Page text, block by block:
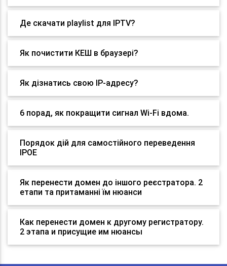
Де скачати playlist для IPTV?
Як почистити КЕШ в браузері?
Як дізнатись свою IP-адресу?
6 порад, як покращити сигнал Wi-Fi вдома.
Порядок дій для самостійного переведення
IPOE
Як перенести домен до іншого реєстратора. 2
етапи та притаманні їм нюанси
Как перенести домен к другому регистратору.
2 этапа и присущие им нюансы